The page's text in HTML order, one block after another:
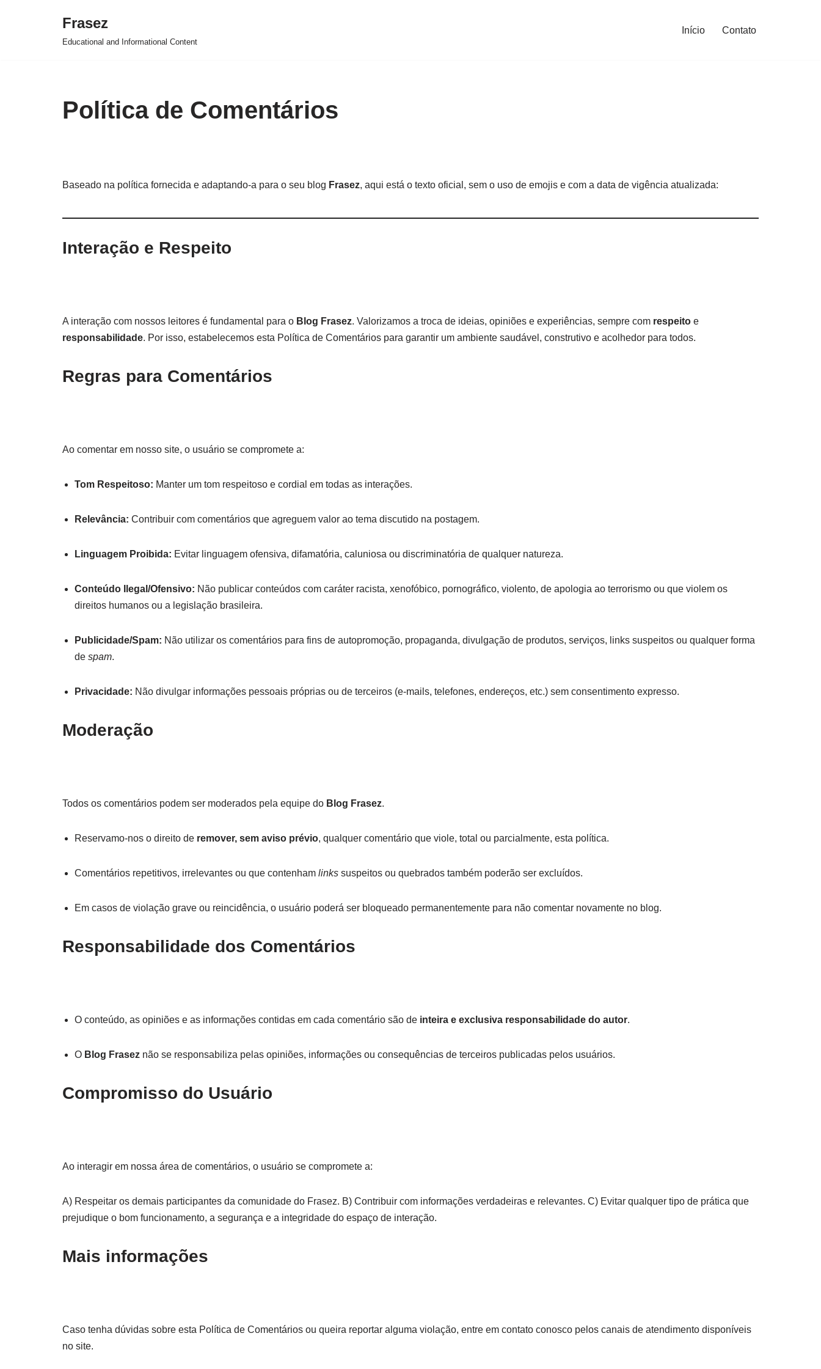
Frasez
Educational and Informational Content
Início Contato
Política de Comentários
Baseado na política fornecida e adaptando-a para o seu blog Frasez, aqui está o texto oficial, sem o uso de emojis e com a data de vigência atualizada:
Interação e Respeito
A interação com nossos leitores é fundamental para o Blog Frasez. Valorizamos a troca de ideias, opiniões e experiências, sempre com respeito e
responsabilidade. Por isso, estabelecemos esta Política de Comentários para garantir um ambiente saudável, construtivo e acolhedor para todos.
Regras para Comentários
Ao comentar em nosso site, o usuário se compromete a:
Tom Respeitoso: Manter um tom respeitoso e cordial em todas as interações.
Relevância: Contribuir com comentários que agreguem valor ao tema discutido na postagem.
Linguagem Proibida: Evitar linguagem ofensiva, difamatória, caluniosa ou discriminatória de qualquer natureza.
Conteúdo Ilegal/Ofensivo: Não publicar conteúdos com caráter racista, xenofóbico, pornográfico, violento, de apologia ao terrorismo ou que violem os
direitos humanos ou a legislação brasileira.
Publicidade/Spam: Não utilizar os comentários para fins de autopromoção, propaganda, divulgação de produtos, serviços, links suspeitos ou qualquer forma
de spam.
Privacidade: Não divulgar informações pessoais próprias ou de terceiros (e-mails, telefones, endereços, etc.) sem consentimento expresso.
Moderação
Todos os comentários podem ser moderados pela equipe do Blog Frasez.
Reservamo-nos o direito de remover, sem aviso prévio, qualquer comentário que viole, total ou parcialmente, esta política.
Comentários repetitivos, irrelevantes ou que contenham links suspeitos ou quebrados também poderão ser excluídos.
Em casos de violação grave ou reincidência, o usuário poderá ser bloqueado permanentemente para não comentar novamente no blog.
Responsabilidade dos Comentários
O conteúdo, as opiniões e as informações contidas em cada comentário são de inteira e exclusiva responsabilidade do autor.
O Blog Frasez não se responsabiliza pelas opiniões, informações ou consequências de terceiros publicadas pelos usuários.
Compromisso do Usuário
Ao interagir em nossa área de comentários, o usuário se compromete a:
A) Respeitar os demais participantes da comunidade do Frasez. B) Contribuir com informações verdadeiras e relevantes. C) Evitar qualquer tipo de prática que
prejudique o bom funcionamento, a segurança e a integridade do espaço de interação.
Mais informações
Caso tenha dúvidas sobre esta Política de Comentários ou queira reportar alguma violação, entre em contato conosco pelos canais de atendimento disponíveis
no site.